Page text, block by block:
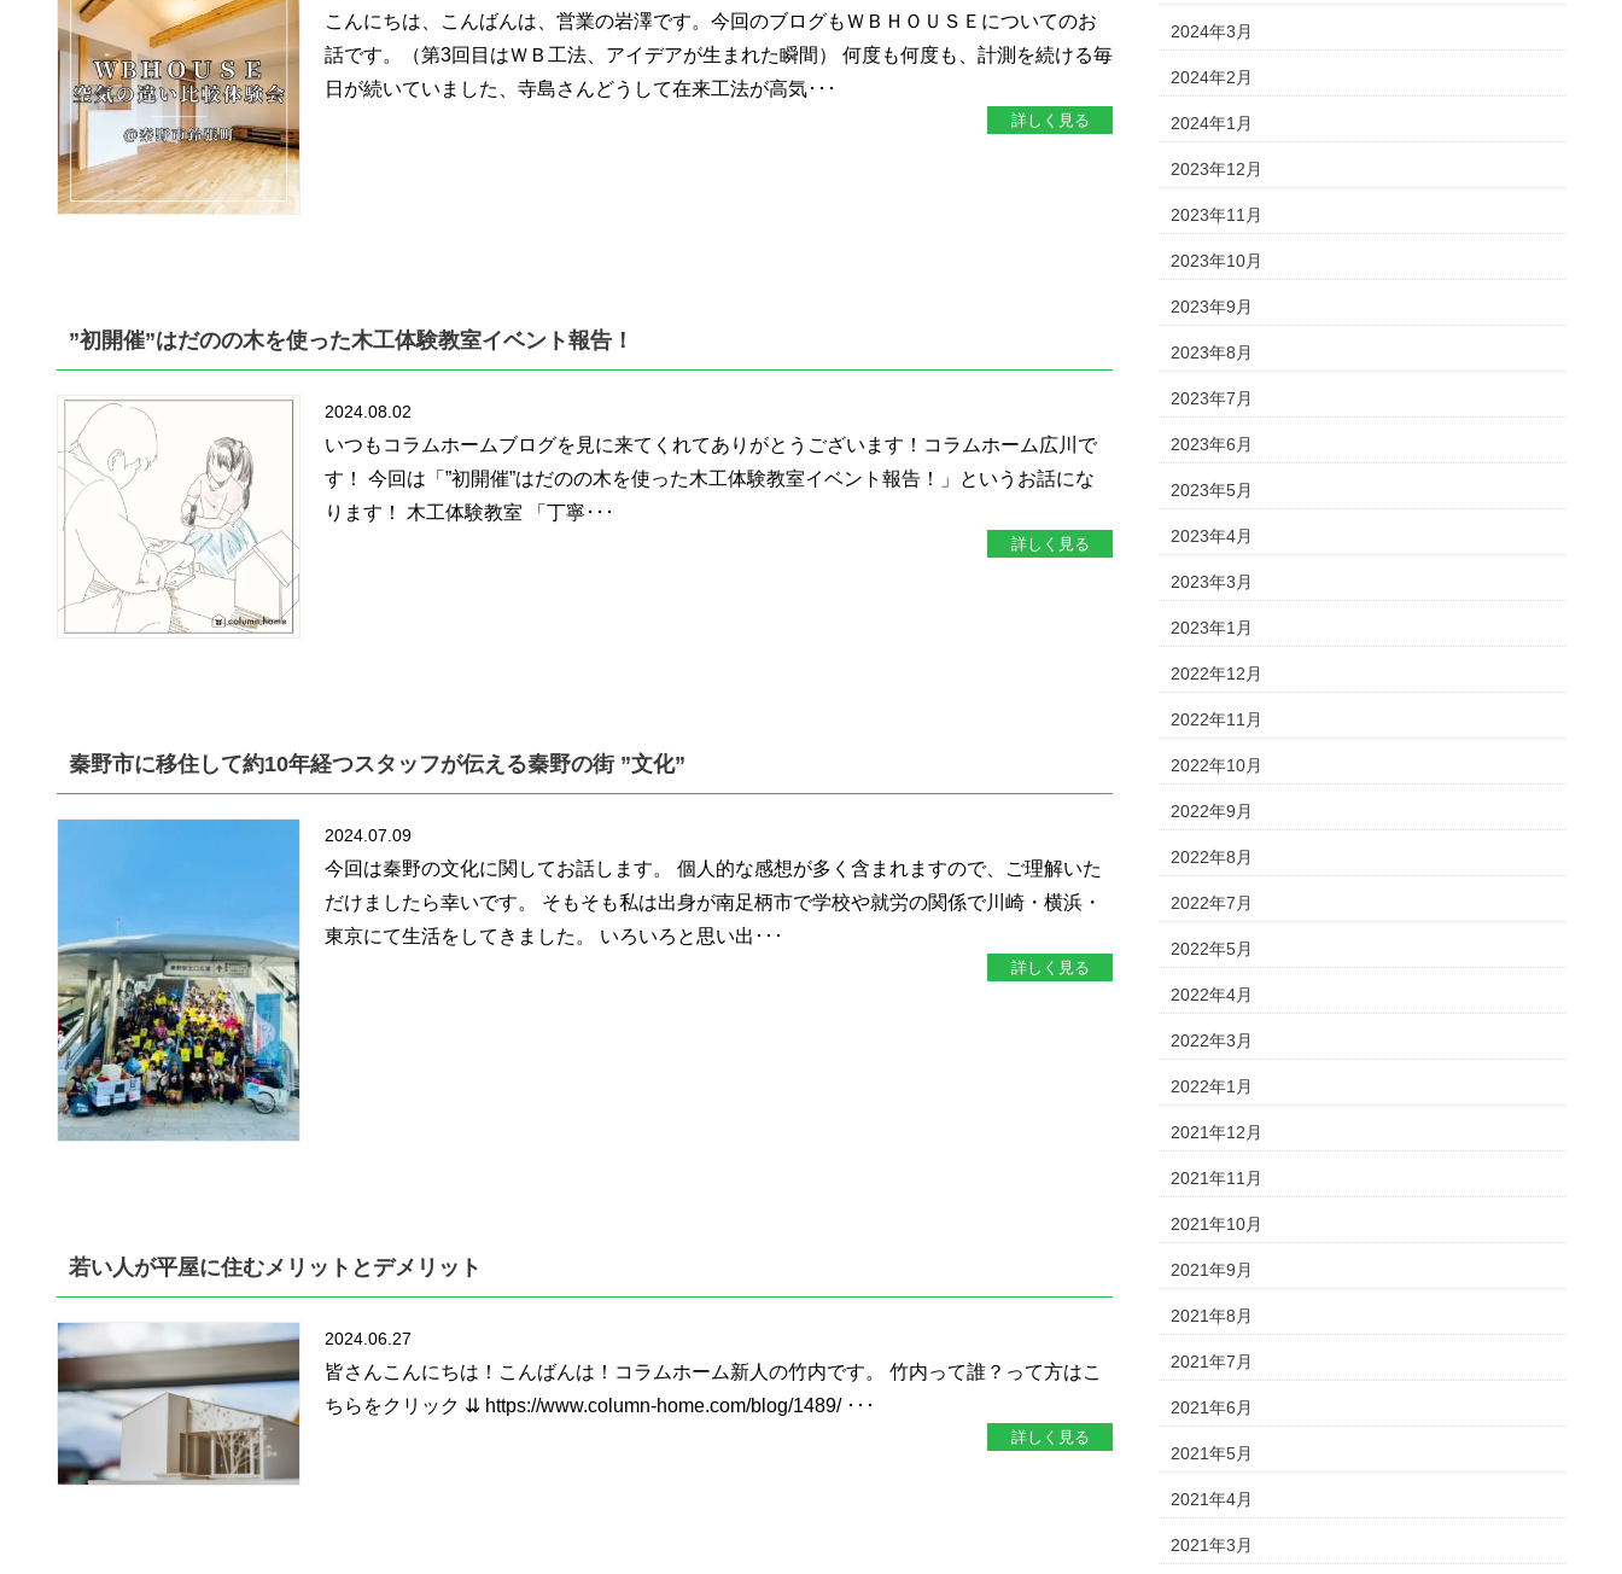
こんにちは、こんばんは、営業の岩澤です。今回のブログもＷＢＨＯＵＳＥについてのお
話です。（第3回目はＷＢ工法、アイデアが生まれた瞬間） 何度も何度も、計測を続ける毎
日が続いていました、寺島さんどうして在来工法が高気･･･
詳しく見る
”初開催”はだのの木を使った木工体験教室イベント報告！
2024.08.02
いつもコラムホームブログを見に来てくれてありがとうございます！コラムホーム広川で
す！ 今回は「”初開催”はだのの木を使った木工体験教室イベント報告！」というお話にな
ります！ 木工体験教室 「丁寧･･･
詳しく見る
秦野市に移住して約10年経つスタッフが伝える秦野の街 ”文化”
2024.07.09
今回は秦野の文化に関してお話します。 個人的な感想が多く含まれますので、ご理解いた
だけましたら幸いです。 そもそも私は出身が南足柄市で学校や就労の関係で川崎・横浜・
東京にて生活をしてきました。 いろいろと思い出･･･
詳しく見る
若い人が平屋に住むメリットとデメリット
2024.06.27
皆さんこんにちは！こんばんは！コラムホーム新人の竹内です。 竹内って誰？って方はこ
ちらをクリック ⇊ https://www.column-home.com/blog/1489/ ･･･
詳しく見る
2024年3月
2024年2月
2024年1月
2023年12月
2023年11月
2023年10月
2023年9月
2023年8月
2023年7月
2023年6月
2023年5月
2023年4月
2023年3月
2023年1月
2022年12月
2022年11月
2022年10月
2022年9月
2022年8月
2022年7月
2022年5月
2022年4月
2022年3月
2022年1月
2021年12月
2021年11月
2021年10月
2021年9月
2021年8月
2021年7月
2021年6月
2021年5月
2021年4月
2021年3月